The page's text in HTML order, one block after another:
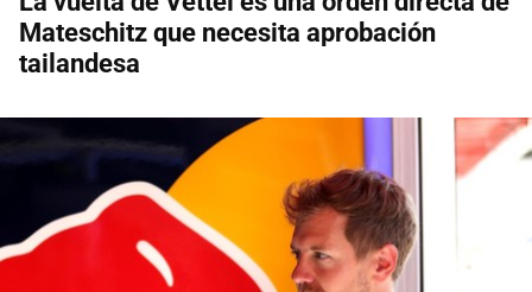
Mateschitz que necesita aprobación
tailandesa